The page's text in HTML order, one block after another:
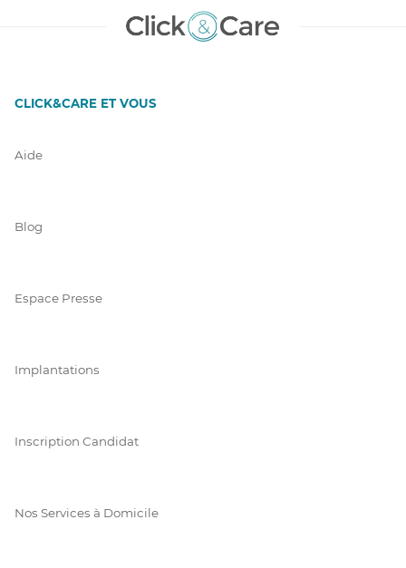
CLICK&CARE ET VOUS
Aide
Blog
Espace Presse
Implantations
Inscription Candidat
Nos Services à Domicile